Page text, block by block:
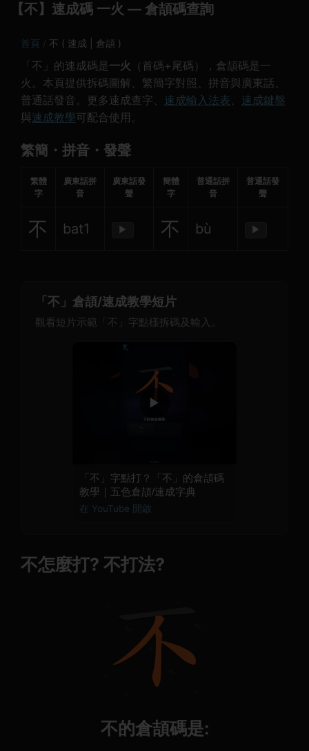
【不】速成碼 一火 — 倉頡碼查詢
首頁 不 ( 速成 | 倉頡 )
「不」的速成碼是 一火 （首碼+尾碼），倉頡碼是一
火。本頁提供拆碼圖解、繁簡字對照、拼音與廣東話、
普通話發音。更多速成查字、 速成輸入法表、 速成鍵盤
與速成教學可配合使用。
繁簡・拼音・發聲
繁體
字
廣東話拼
音
廣東話發
聲
簡體
字
普通話拼
音
普通話發
聲
不 bat1 ▶ 不 bù ▶
「不」倉頡/速成教學短片
觀看短片示範「不」字點樣拆碼及輸入。
▶
「不」字點打？「不」的倉頡碼
教學｜五色倉頡/速成字典
在 YouTube 開啟
不怎麼打? 不打法?
不的倉頡碼是: